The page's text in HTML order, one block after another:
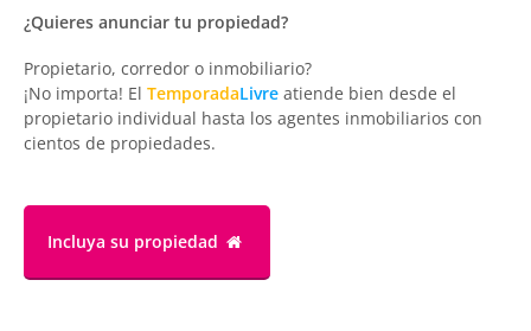
¿Quieres anunciar tu propiedad?
Propietario, corredor o inmobiliario?
¡No importa! El TemporadaLivre atiende bien desde el
propietario individual hasta los agentes inmobiliarios con
cientos de propiedades.
Incluya su propiedad